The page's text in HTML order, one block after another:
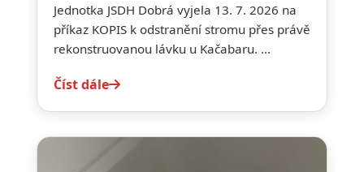
Jednotka JSDH Dobrá vyjela 13. 7. 2026 na
příkaz KOPIS k odstranění stromu přes právě
rekonstruovanou lávku u Kačabaru. ...
Číst dále